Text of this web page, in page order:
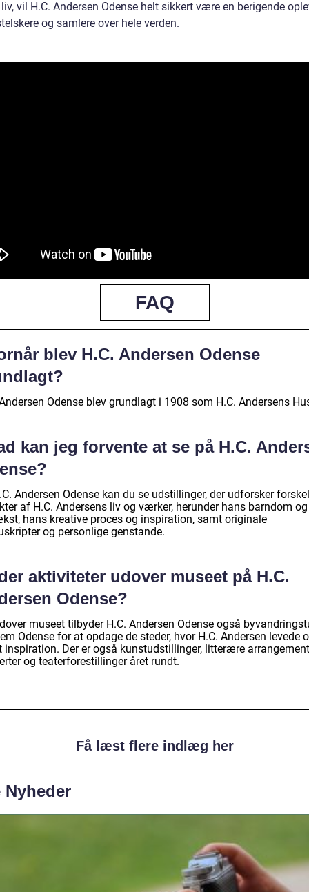
vil H.C. Andersen Odense helt sikkert være en berigende
og samlere over hele verden.
FAQ
blev H.C. Andersen Odense
Odense blev grundlagt i 1908 som H.C. Andersens
kan jeg forvente at se på H.C.
Andersen Odense kan du se udstillinger, der udforsker
af H.C. Andersens liv og værker, herunder hans barndom og
hans kreative proces og inspiration, samt originale
og personlige genstande.
aktiviteter udover museet på H.C.
Odense?
museet tilbyder H.C. Andersen Odense også
Odense for at opdage de steder, hvor H.C. Andersen levede
inspiration. Der er også kunstudstillinger, litterære
og teaterforestillinger året rundt.
Få læst flere indlæg her
Nyheder